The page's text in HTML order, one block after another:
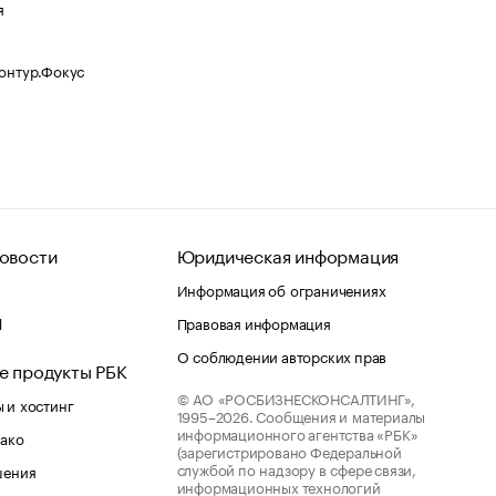
продукты РБК
хостинг
Юридическая информация
Информация об ограничениях
Правовая информация
О соблюдении авторских прав
© АО «РОСБИЗНЕСКОНСАЛТИНГ»,
1995–2026. Сообщения и материалы
информационного агентства «РБК»
(зарегистрировано Федеральной
службой по надзору в сфере связи,
информационных технологий